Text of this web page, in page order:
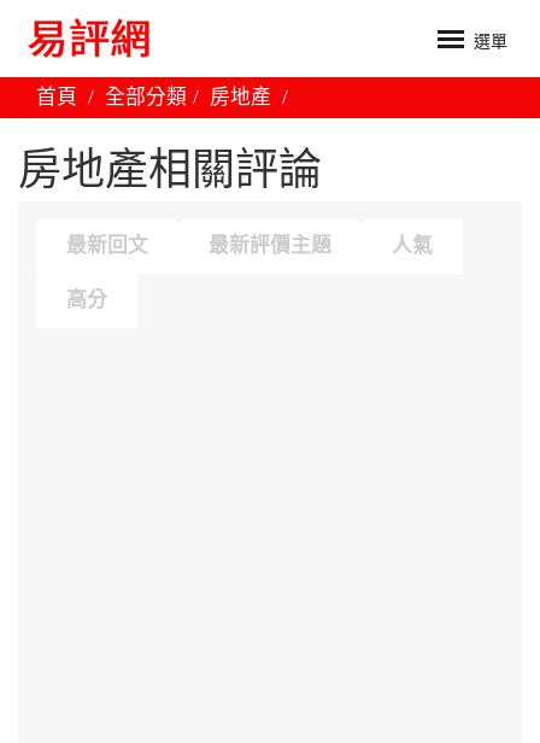
選單
首頁 全部分類 房地產
房地產相關評論
最新回文 最新評價主題 人氣
高分